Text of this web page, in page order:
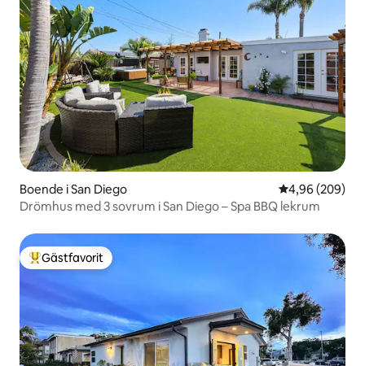
Boende i San Diego 4,96 av 5 i
4,96 (209)
Drömhus med 3 sovrum i San Diego – Spa BBQ lekrum
Populär gästfavorit
Gästfavorit